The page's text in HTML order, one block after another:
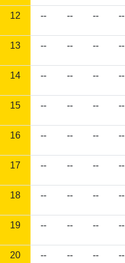
12 -- -- -- --
13 -- -- -- --
14 -- -- -- --
15 -- -- -- --
16 -- -- -- --
17 -- -- -- --
18 -- -- -- --
19 -- -- -- --
20 -- -- -- --